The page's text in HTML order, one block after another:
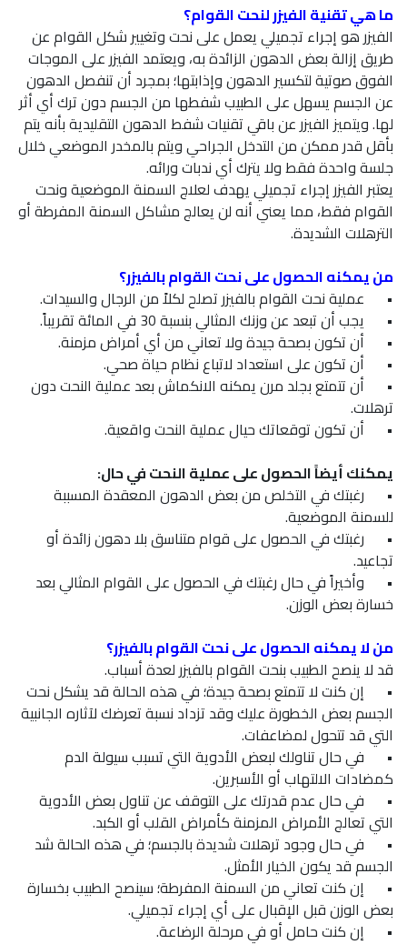
ما هي تقنية الفيزر لنحت القوام؟
الفيزر هو إجراء تجميلي يعمل على نحت وتغيير شكل القوام عن
طريق إزالة بعض الدهون الزائدة به، ويعتمد الفيزر على الموجات
الفوق صوتية لتكسير الدهون وإذابتها؛ بمجرد أن تنفصل الدهون
عن الجسم يسهل على الطبيب شفطها من الجسم دون ترك أي أثر
لها. ويتميز الفيزر عن باقي تقنيات شفط الدهون التقليدية بأنه يتم
بأقل قدر ممكن من التدخل الجراحي ويتم بالمخدر الموضعي خلال
جلسة واحدة فقط ولا يترك أي ندبات ورائه.
يعتبر الفيزر إجراء تجميلي يهدف لعلاج السمنة الموضعية ونحت
القوام فقط، مما يعني أنه لن يعالج مشاكل السمنة المفرطة أو
الترهلات الشديدة.
من يمكنه الحصول على نحت القوام بالفيزر؟
•
عملية نحت القوام بالفيزر تصلح لكلاً من الرجال والسيدات.
•
يجب أن تبعد عن وزنك المثالي بنسبة 30 في المائة تقريباً.
•
أن تكون بصحة جيدة ولا تعاني من أي أمراض مزمنة.
•
أن تكون على استعداد لاتباع نظام حياة صحي.
•
أن تتمتع بجلد مرن يمكنه الانكماش بعد عملية النحت دون
ترهلات.
•
أن تكون توقعاتك حيال عملية النحت واقعية.
يمكنك أيضاً الحصول على عملية النحت في حال:
•
رغبتك في التخلص من بعض الدهون المعقدة المسببة
للسمنة الموضعية.
•
رغبتك في الحصول على قوام متناسق بلا دهون زائدة أو
تجاعيد.
•
وأخيراً في حال رغبتك في الحصول على القوام المثالي بعد
خسارة بعض الوزن.
من لا يمكنه الحصول على نحت القوام بالفيزر؟
قد لا ينصح الطبيب بنحت القوام بالفيزر لعدة أسباب.
•
إن كنت لا تتمتع بصحة جيدة؛ في هذه الحالة قد يشكل نحت
الجسم بعض الخطورة عليك وقد تزداد نسبة تعرضك لآثاره الجانبية
التي قد تتحول لمضاعفات.
•
في حال تناولك لبعض الأدوية التي تسبب سيولة الدم
كمضادات الالتهاب أو الأسبرين.
•
في حال عدم قدرتك على التوقف عن تناول بعض الأدوية
التي تعالج الأمراض المزمنة كأمراض القلب أو الكبد.
•
في حال وجود ترهلات شديدة بالجسم؛ في هذه الحالة شد
الجسم قد يكون الخيار الأمثل.
•
إن كنت تعاني من السمنة المفرطة؛ سينصح الطبيب بخسارة
بعض الوزن قبل الإقبال على أي إجراء تجميلي.
•
إن كنت حامل أو في مرحلة الرضاعة.